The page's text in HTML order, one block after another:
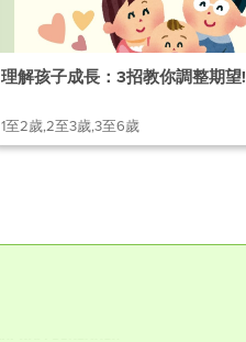
理解孩子成長：3招教你調整期望!
1至2歲,2至3歲,3至6歲